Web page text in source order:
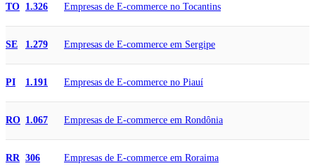
TO 1.326 Empresas de E-commerce no Tocantins
SE 1.279 Empresas de E-commerce em Sergipe
PI 1.191 Empresas de E-commerce no Piauí
RO 1.067 Empresas de E-commerce em Rondônia
RR 306 Empresas de E-commerce em Roraima